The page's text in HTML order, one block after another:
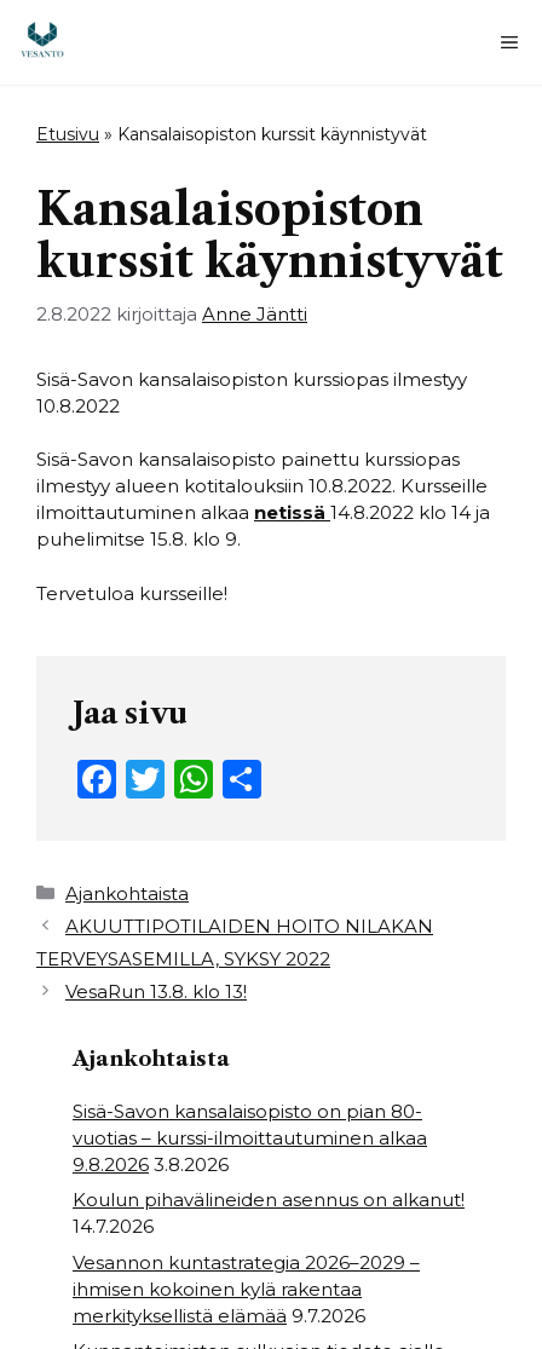
sisältöön
Etusivu » Kansalaisopiston kurssit käynnistyvät
Kansalaisopiston
kurssit käynnistyvät
2.8.2022 kirjoittaja Anne Jäntti
Sisä-Savon kansalaisopiston kurssiopas ilmestyy
10.8.2022
Sisä-Savon kansalaisopisto painettu kurssiopas
ilmestyy alueen kotitalouksiin 10.8.2022. Kursseille
ilmoittautuminen alkaa netissä 14.8.2022 klo 14 ja
puhelimitse 15.8. klo 9.
Tervetuloa kursseille!
Jaa sivu
F
e
b
o
o
k
T
t
e
r
W
A
p
p
Kategoriat
Ajankohtaista
AKUUTTIPOTILAIDEN HOITO NILAKAN
TERVEYSASEMILLA, SYKSY 2022
VesaRun 13.8. klo 13!
Ajankohtaista
Sisä-Savon kansalaisopisto on pian 80-
vuotias – kurssi-ilmoittautuminen alkaa
9.8.2026 3.8.2026
Koulun pihavälineiden asennus on alkanut!
14.7.2026
Vesannon kuntastrategia 2026–2029 –
ihmisen kokoinen kylä rakentaa
merkityksellistä elämää 9.7.2026